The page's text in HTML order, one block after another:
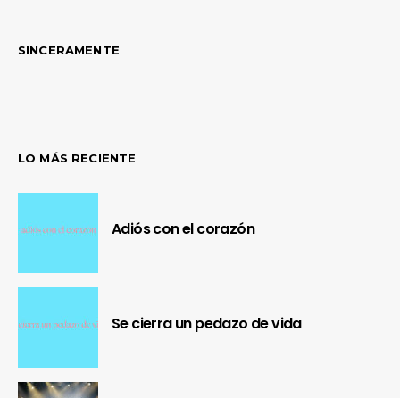
SINCERAMENTE
LO MÁS RECIENTE
Adiós con el corazón
Se cierra un pedazo de vida